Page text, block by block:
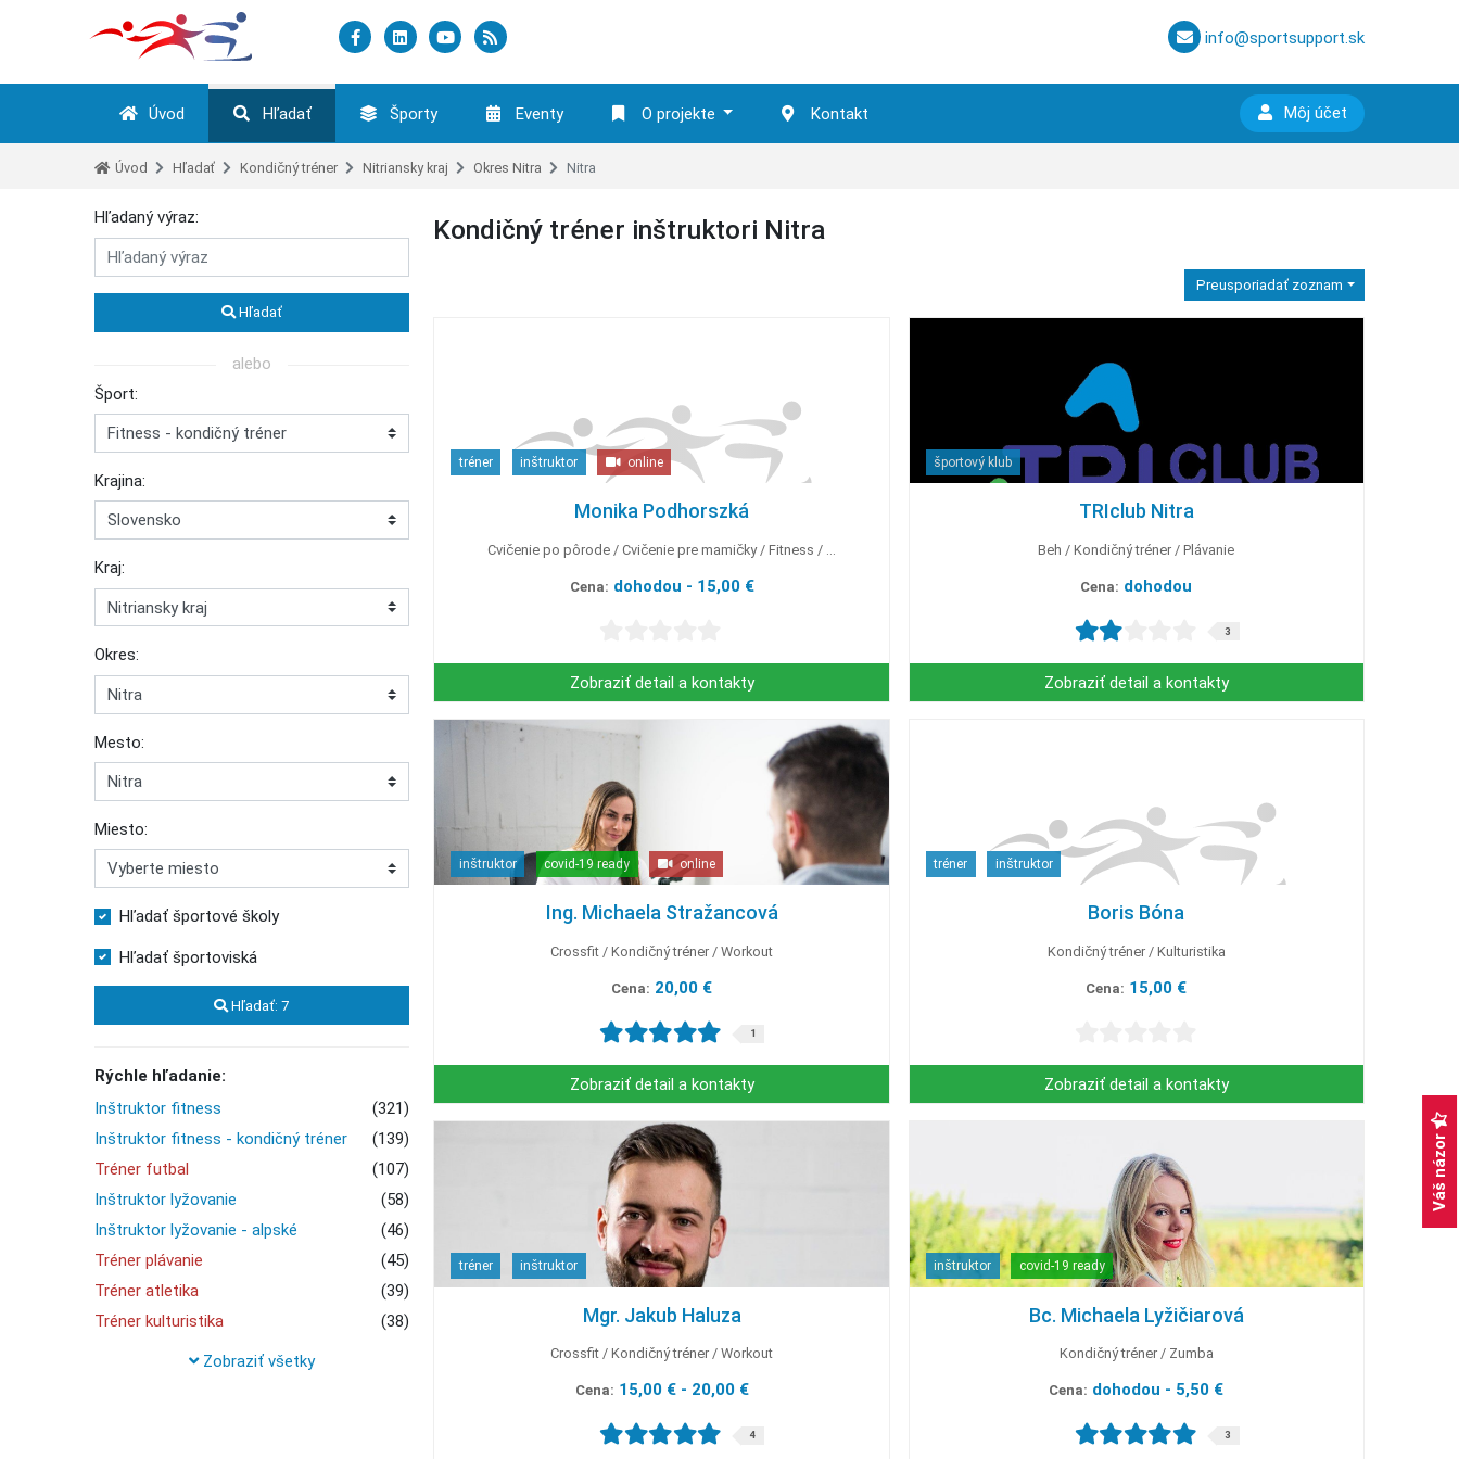
info@sportsupport.sk
Úvod Hľadať Športy Eventy O projekte Kontakt Môj účet
Úvod Hľadať Kondičný tréner Nitriansky kraj Okres Nitra Nitra
Hľadaný výraz:
Hľadať
alebo
Šport:
Krajina:
Kraj:
Okres:
Mesto:
Miesto:
Hľadať športové školy
Hľadať športoviská
Hľadať:7
Rýchle hľadanie:
Inštruktor fitness
(321)
Inštruktor fitness - kondičný tréner
(139)
Tréner futbal
(107)
Inštruktor lyžovanie
(58)
Inštruktor lyžovanie - alpské
(46)
Tréner plávanie
(45)
Tréner atletika
(39)
Tréner kulturistika
(38)
Inštruktor fitness - workout
Zobraziť všetky
Kondičný tréner inštruktori Nitra
Preusporiadať zoznam
tréner inštruktor online
Monika Podhorszká
Cvičenie po pôrode Cvičenie pre mamičky Fitness
Cena: dohodou - 15,00 €
Zobraziť detail a kontakty
športový klub
TRIclub Nitra
Beh Kondičný tréner Plávanie
Cena: dohodou
3
Zobraziť detail a kontakty
inštruktor covid-19 ready online
Ing. Michaela Stražancová
Crossfit Kondičný tréner Workout
Cena: 20,00 €
1
Zobraziť detail a kontakty
tréner inštruktor
Boris Bóna
Kondičný tréner Kulturistika
Cena: 15,00 €
Zobraziť detail a kontakty
tréner inštruktor
Mgr. Jakub Haluza
Crossfit Kondičný tréner Workout
Cena: 15,00 € - 20,00 €
4
inštruktor covid-19 ready
Bc. Michaela Lyžičiarová
Kondičný tréner Zumba
Cena: dohodou - 5,50 €
3
Váš názor